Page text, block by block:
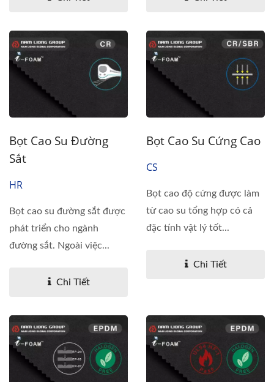
Bọt Cao Su Đường
Sắt
HR
Bọt cao su đường sắt được
phát triển cho ngành
đường sắt. Ngoài việc...
Chi Tiết
Bọt Cao Su Cứng Cao
CS
Bọt cao độ cứng được làm
từ cao su tổng hợp có cả
đặc tính vật lý tốt...
Chi Tiết